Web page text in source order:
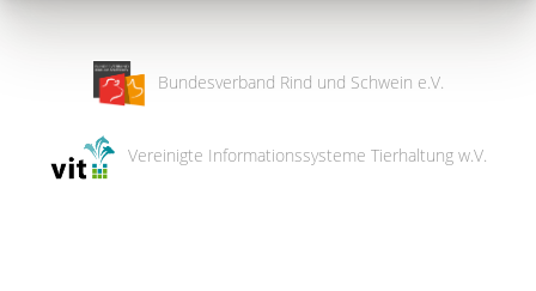
Bundesverband Rind und Schwein e.V.
Vereinigte Informationssysteme Tierhaltung w.V.